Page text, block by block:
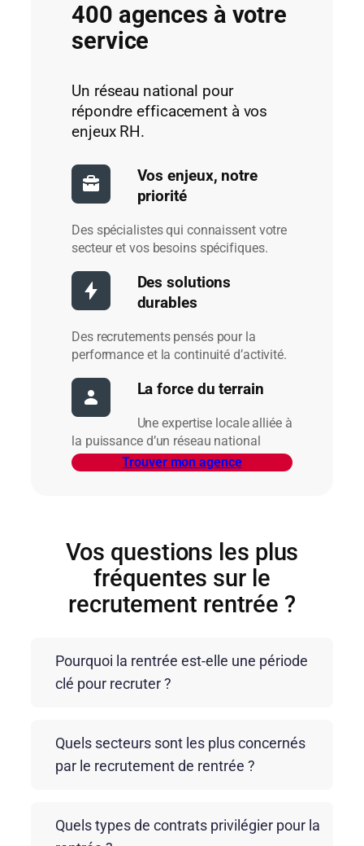
400 agences à votre
service
Un réseau national pour
répondre efficacement à vos
enjeux RH.
Vos enjeux, notre
priorité
Des spécialistes qui connaissent votre
secteur et vos besoins spécifiques.
Des solutions
durables
Des recrutements pensés pour la
performance et la continuité d’activité.
La force du terrain
Une expertise locale alliée à
la puissance d’un réseau national
Trouver mon agence
Vos questions les plus
fréquentes sur le
recrutement rentrée ?
Pourquoi la rentrée est‑elle une période
clé pour recruter ?
l’activité économique. Les entreprises doivent
composer avec des équipes réduites, des délais
des compétences nécessaires au bon moment et
Quels secteurs sont les plus concernés
par le recrutement de rentrée ?
secteurs : industrie, logistique, retail, tertiaire,
Quels types de contrats privilégier pour la